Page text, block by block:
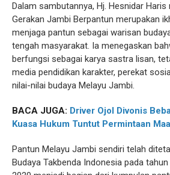
Dalam sambutannya, Hj. Hesnidar
Gerakan Jambi Berpantun merupakan
menjaga pantun sebagai warisan
tengah masyarakat. Ia menegaskan
berfungsi sebagai karya sastra lisan,
media pendidikan karakter, perekat
nilai-nilai budaya Melayu Jambi.
BACA JUGA: Driver Ojol Divonis
Kuasa Hukum Tuntut Permintaan
Pantun Melayu Jambi sendiri telah
Budaya Takbenda Indonesia pada